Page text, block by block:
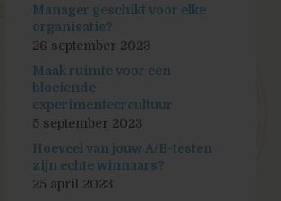
Manager geschikt voor elke
organisatie?
26 september 2023
Maak ruimte voor een
bloeiende
experimenteercultuur
5 september 2023
Hoeveel van jouw A/B-testen
zijn echte winnaars?
25 april 2023